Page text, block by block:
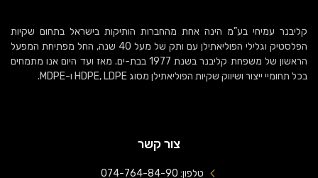
קליבנר עמיחי בע”מ הינה אחת מהחברות הותיקות בישראל בתחום שקיות
הפלסטיק וגלילי הפוליאתילן עם ותק של מעל 40 שנה, החל מפתיחת המפעל
הראשון של משפחת קליבנר בשנת 1977 בבת-ים. מאז ועד היום אנו מתמחים
בכל תחומיי ייצור ושיווק שקיות הפוליאתילן מסוג HDPE, LDPE ו-MDPE.
צור קשר
טלפון: 074-764-84-90